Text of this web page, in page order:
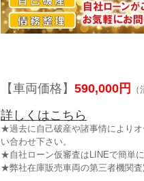
【車両価格】 590,000円
詳しくはこちら
★過去に自己破産や諸事情により
い合わせ下さい。
★自社ローン仮審査はLINEで簡単
★弊社在庫販売車両の第三者機関